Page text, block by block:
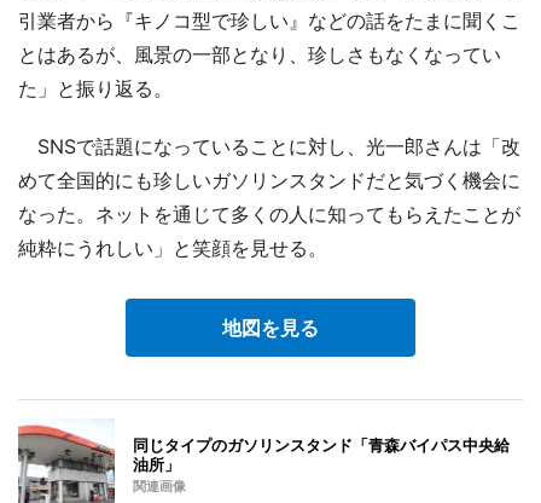
引業者から『キノコ型で珍しい』などの話をたまに聞くこ
とはあるが、風景の一部となり、珍しさもなくなってい
た」と振り返る。
SNSで話題になっていることに対し、光一郎さんは「改
めて全国的にも珍しいガソリンスタンドだと気づく機会に
なった。ネットを通じて多くの人に知ってもらえたことが
純粋にうれしい」と笑顔を見せる。
地図を見る
同じタイプのガソリンスタンド「青森バイパス中央給
油所」
関連画像